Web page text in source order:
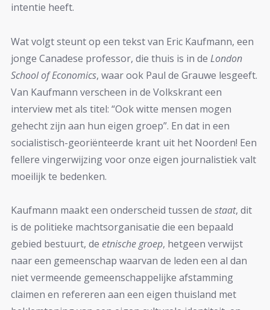
intentie heeft.
Wat volgt steunt op een tekst van Eric Kaufmann, een
jonge Canadese professor, die thuis is in de London
School of Economics, waar ook Paul de Grauwe lesgeeft.
Van Kaufmann verscheen in de Volkskrant een
interview met als titel: “Ook witte mensen mogen
gehecht zijn aan hun eigen groep”. En dat in een
socialistisch-georiënteerde krant uit het Noorden! Een
fellere vingerwijzing voor onze eigen journalistiek valt
moeilijk te bedenken.
Kaufmann maakt een onderscheid tussen de staat, dit
is de politieke machtsorganisatie die een bepaald
gebied bestuurt, de etnische groep, hetgeen verwijst
naar een gemeenschap waarvan de leden een al dan
niet vermeende gemeenschappelijke afstamming
claimen en refereren aan een eigen thuisland met